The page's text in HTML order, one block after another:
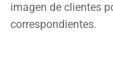
imagen de clientes
correspondientes.